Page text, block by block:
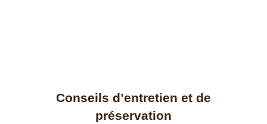
Conseils d’entretien et de
préservation